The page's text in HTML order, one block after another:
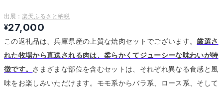
出展： 楽天ふるさと納税
¥27,000
この返礼品は、兵庫県産の上質な焼肉セットでございます。 厳選さ
れた牧場から直送される肉は、柔らかくてジューシーな味わいが特
徴です。 さまざまな部位を含むセットは、それぞれ異なる食感と風
味をお楽しみいただけます。 モモ系からバラ系、ロース系、そして